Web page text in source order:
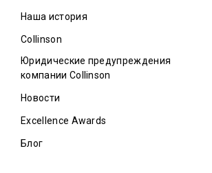
Наша история
Collinson
Юридические предупреждения
компании Collinson
Новости
Excellence Awards
Блог